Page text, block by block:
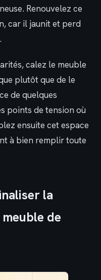
Renouvelez ce
car il jaunit et perd
calez le meuble
plutôt que de le
de quelques
points de tension où
ensuite cet espace
à bien remplir toute
la
de